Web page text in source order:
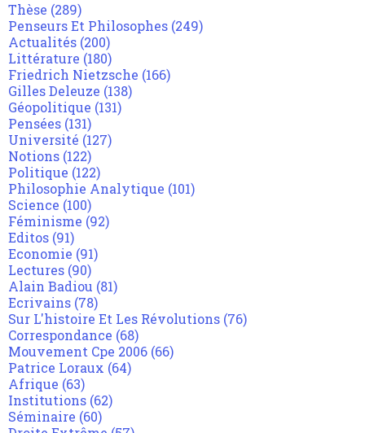
Thèse (289)
Penseurs Et Philosophes (249)
Actualités (200)
Littérature (180)
Friedrich Nietzsche (166)
Gilles Deleuze (138)
Géopolitique (131)
Pensées (131)
Université (127)
Notions (122)
Politique (122)
Philosophie Analytique (101)
Science (100)
Féminisme (92)
Editos (91)
Economie (91)
Lectures (90)
Alain Badiou (81)
Ecrivains (78)
Sur L'histoire Et Les Révolutions (76)
Correspondance (68)
Mouvement Cpe 2006 (66)
Patrice Loraux (64)
Afrique (63)
Institutions (62)
Séminaire (60)